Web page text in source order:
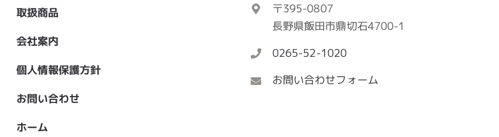
取扱商品
会社案内
個人情報保護方針
お問い合わせ
ホーム
〒395-0807
長野県飯田市鼎切石4700-1
0265-52-1020
お問い合わせフォーム